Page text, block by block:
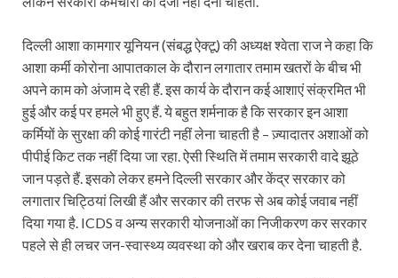
दिल्ली आशा कामगार यूनियन (संबद्ध ऐक्टू) की अध्यक्ष श्वेता राज ने कहा कि
आशा कर्मी कोरोना आपातकाल के दौरान लगातार तमाम खतरों के बीच भी
अपने काम को अंजाम दे रही हैं. इस कार्य के दौरान कई आशाएं संक्रमित भी
हुई और कई पर हमले भी हुए हैं. ये बहुत शर्मनाक है कि सरकार इन आशा
कर्मियों के सुरक्षा की कोई गारंटी नहीं लेना चाहती है – ज़्यादातर अशाओं को
पीपीई किट तक नहीं दिया जा रहा. ऐसी स्थिति में तमाम सरकारी वादे झूठे
जान पड़ते हैं. इसको लेकर हमने दिल्ली सरकार और केंद्र सरकार को
लगातार चिट्ठियां लिखी हैं और सरकार की तरफ से अब कोई जवाब नहीं
दिया गया है. ICDS व अन्य सरकारी योजनाओं का निजीकरण कर सरकार
पहले से ही लचर जन-स्वास्थ्य व्यवस्था को और खराब कर देना चाहती है.